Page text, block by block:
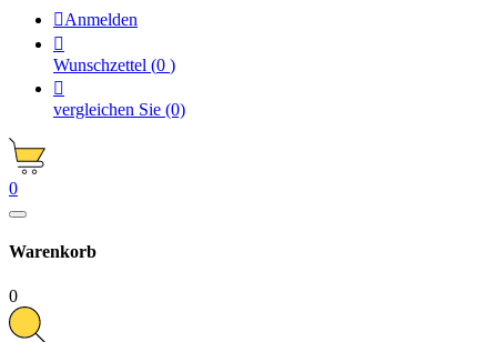
Anmelden

Wunschzettel (0 )

vergleichen Sie (0)
0
Warenkorb
0